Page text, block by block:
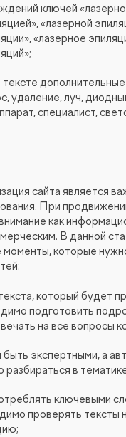
ключей
«лазерной
«лазерное
тексте
удаление, луч,
специалист,
сайта является
При
как
В данной
моменты, которые
который будет
подготовить
на все вопросы
экспертными, а
в
ключевыми
проверять тексты